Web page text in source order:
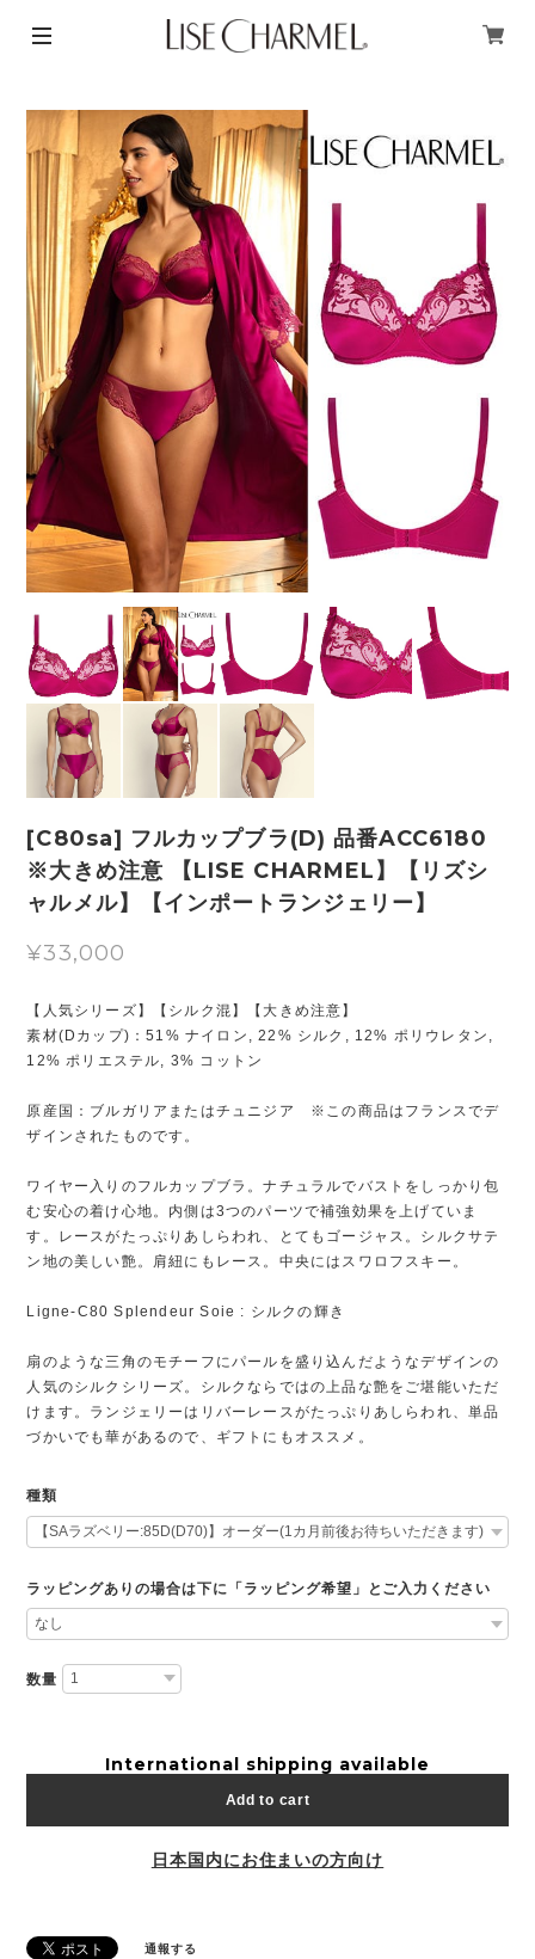
[C80sa] フルカップブラ(D) 品番ACC6180
※大きめ注意 【LISE CHARMEL】【リズシ
ャルメル】【インポートランジェリー】
¥33,000
【人気シリーズ】【シルク混】【大きめ注意】
素材(Dカップ)：51% ナイロン, 22% シルク, 12% ポリウレタン,
12% ポリエステル, 3% コットン
原産国：ブルガリアまたはチュニジア ※この商品はフランスでデ
ザインされたものです。
ワイヤー入りのフルカップブラ。ナチュラルでバストをしっかり包
む安心の着け心地。内側は3つのパーツで補強効果を上げていま
す。レースがたっぷりあしらわれ、とてもゴージャス。シルクサテ
ン地の美しい艶。肩紐にもレース。中央にはスワロフスキー。
Ligne-C80 Splendeur Soie : シルクの輝き
扇のような三角のモチーフにパールを盛り込んだようなデザインの
人気のシルクシリーズ。シルクならではの上品な艶をご堪能いただ
けます。ランジェリーはリバーレースがたっぷりあしらわれ、単品
づかいでも華があるので、ギフトにもオススメ。
種類
ラッピングありの場合は下に「ラッピング希望」とご入力ください
数量
International shipping available
Add to cart
日本国内にお住まいの方向け
通報する